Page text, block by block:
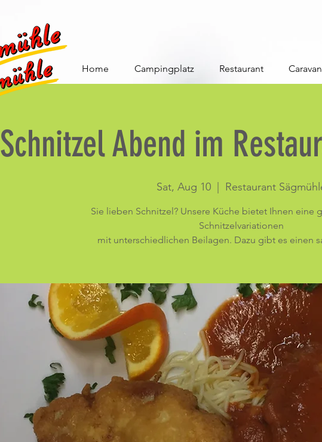
Home Campingplatz Restaurant
Schnitzel Abend im
Sat, Aug 10 Restaurant
Sie lieben Schnitzel? Unsere Küche bietet Ihnen eine
Schnitzelvariationen
mit unterschiedlichen Beilagen. Dazu gibt es einen